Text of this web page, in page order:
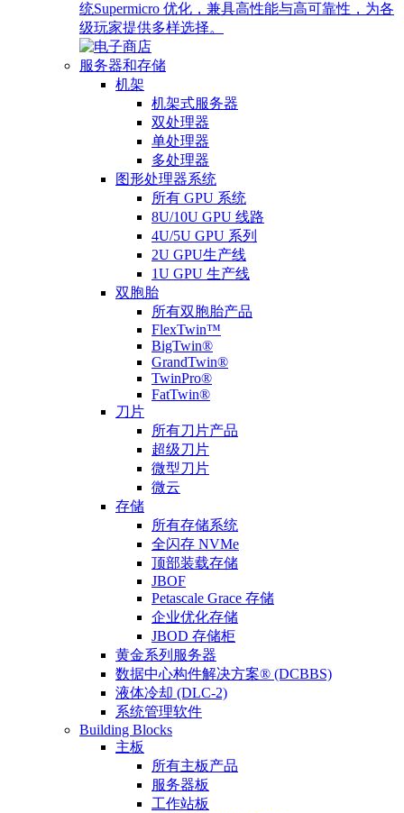
统Supermicro 优化，兼具高性能与高可靠性，为各
级玩家提供多样选择。
服务器和存储
机架
机架式服务器
双处理器
单处理器
多处理器
图形处理器系统
所有 GPU 系统
8U/10U GPU 线路
4U/5U GPU 系列
2U GPU生产线
1U GPU 生产线
双胞胎
所有双胞胎产品
FlexTwin™
BigTwin®
GrandTwin®
TwinPro®
FatTwin®
刀片
所有刀片产品
超级刀片
微型刀片
微云
存储
所有存储系统
全闪存 NVMe
顶部装载存储
JBOF
Petascale Grace 存储
企业优化存储
JBOD 存储柜
黄金系列服务器
数据中心构件解决方案® (DCBBS)
液体冷却 (DLC-2)
系统管理软件
Building Blocks
主板
所有主板产品
服务器板
工作站板